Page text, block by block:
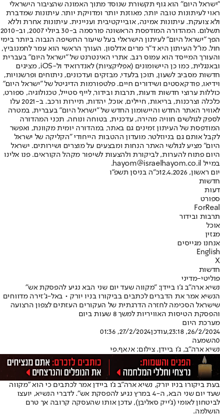
"ישראל היום" הוא גוף תקשורת שנוסד מתוך האמונה שהציבור הישראלי
ראוי לעיתונות טובה יותר, מאוזנת יותר ומדויקת יותר. עיתונות שמדברת
ולא צועקת. עיתונות אמינה, אובייקטיבית ועניינית. עיתונות אחרת וללא
תשלום. המהדורה המודפסת הראשונה פורסמה ב-30 ביולי 2007, וב-2010
הפך "ישראל היום" לעיתון הישראלי בעל שיעור החשיפה הגבוה ביותר בימי
חול. מו"ל העיתון היא ד"ר מרים אדלסון. העורך הראשי הוא עמר לחמנוביץ,
והעורך המייסד הוא עמוס רגב. אתרי האינטרנט של "ישראל היום" בעברית
ובאנגלית, כמו כן היישומונים (אפליקציות) לאנדרואיד ול-iOS, מציגים
חדשות מסביב לשעון, תוכן בלעדי, מבזקים ועדכונים, ניתוחים ופרשנויות,
וידיאו, פודקאסטים ושידורים חיים. פלטפורמות הדיגיטל של "ישראל היום"
כוללות ערוצי חדשות ודעות, תרבות ובידור, לייף סטייל, טכנולוגיה, ספורט,
כלכלה וצרכנות, בריאות, חיילים, אוכל, יהדות, תיירות ורכב. ב-2021 עלו
לאוויר האתר החדש והיישומון החדש של "ישראל היום" בעברית, במטרה
לספק לגולשים חוויה מהירה, עדכנית, בטוחה ונוחה. תכני המהדורה
המודפסת של העיתון זמינים גם באתר, במהדורה יומית מקוונת, ואפשר
לקבל אותם גם בניוזלטר. מועדון ההטבות הייחודי "הקליקה של ישראל
היום" מציע לגולשי האתר הנחות ומבצעים על מוצרים ושירותים. ישראל
היום פתוח להערות, לביקורת ולהצעות לשיפור מקהל הקוראים. פנו אלינו
במייל hayom@israelhayom.co.il.
יום ראשון, 12.4.2026
כ"ה בניסן תשפ"ו
חדשות
דעות
ספורט
ForReal
תרבות ובידור
אוכל
מגזין
אנחנו מגייסים
English
X
חדשות
פוליטי-מדיני
נשיא ארה"ב ג'ו ביידן: "מקווה שעד יום שני הבא נגיע להפסקת אש"
הנשיא אמר את הדברים לכתבים בביקורו בניו יורק • באל-ג'זירה מדווחים
שישראל הסכימה לחזרה הדרגתית של העקורים העזתים לצפון הרצועה
והפסקת הטיסות האוויריות למשך 8 שעות ביום
מערכת היום
26/2/2024, 23:18
,עודכן27/2/2024, 01:36
0השמעה
נשיא ארה"ב, ג'ו ביידן. צילום: אי.אף.פי
בעת ביקורו בניו יורק, נשיא ארה"ב ג'ו ביידן אמר לכתבים כי הוא "מקווה
שעד יום שני הבא, ה-4 במרץ נגיע להפסקת אש". לדברי הנשיא, יועצו
לביטחון לאומי (ג'ייק סאליבן), עדכן אותו שהעסקה קרובה אך טרם
הושלמה.